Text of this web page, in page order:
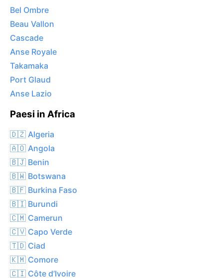
Bel Ombre
Beau Vallon
Cascade
Anse Royale
Takamaka
Port Glaud
Anse Lazio
Paesi in Africa
🇩🇿 Algeria
🇦🇴 Angola
🇧🇯 Benin
🇧🇼 Botswana
🇧🇫 Burkina Faso
🇧🇮 Burundi
🇨🇲 Camerun
🇨🇻 Capo Verde
🇹🇩 Ciad
🇰🇲 Comore
🇨🇮 Côte d’Ivoire